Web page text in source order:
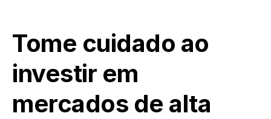
Tome cuidado ao
investir em
mercados de alta